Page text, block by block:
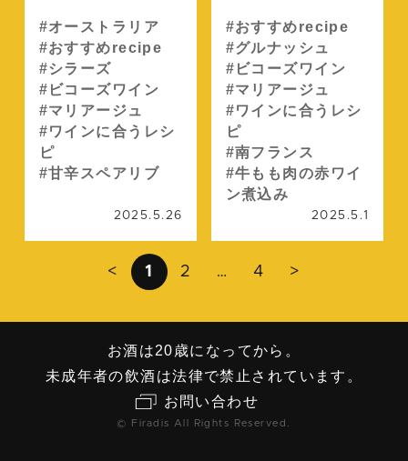
オーストラリア
おすすめrecipe
シラーズ
ビコーズワイン
マリアージュ
ワインに合うレシ
ピ
甘辛スペアリブ
2025.5.26
おすすめrecipe
グルナッシュ
ビコーズワイン
マリアージュ
ワインに合うレシ
ピ
南フランス
牛もも肉の赤ワイ
ン煮込み
2025.5.1
< 1 2 … 4 >
お酒は20歳になってから。
未成年者の飲酒は法律で禁止されています。
お問い合わせ
© Firadis All Rights Reserved.